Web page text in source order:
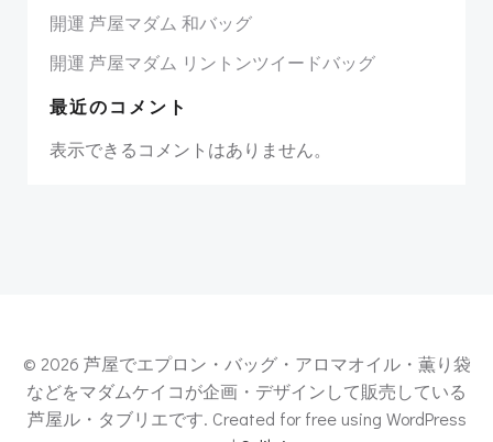
開運 芦屋マダム 和バッグ
開運 芦屋マダム リントンツイードバッグ
最近のコメント
表示できるコメントはありません。
© 2026 芦屋でエプロン・バッグ・アロマオイル・薫り袋
などをマダムケイコが企画・デザインして販売している
芦屋ル・タブリエです. Created for free using WordPress